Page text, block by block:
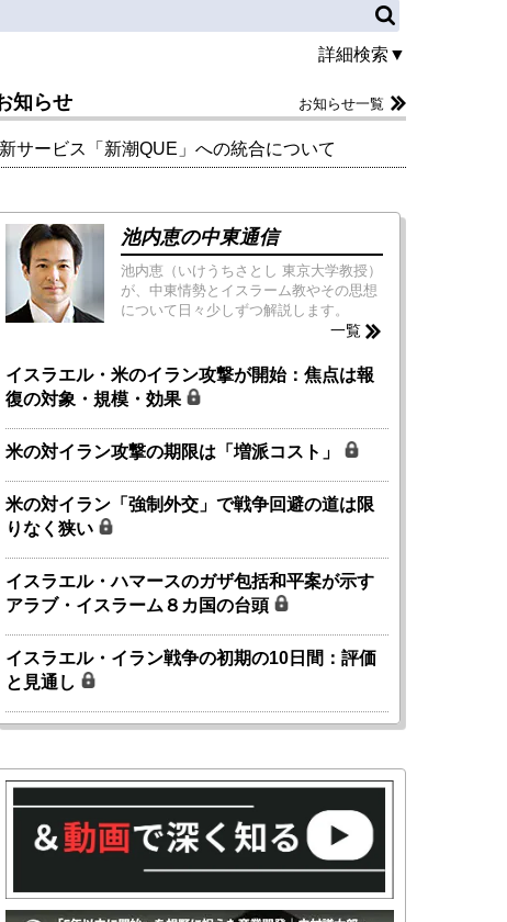
詳細検索▼
知らせ お知らせ一覧
新サービス「新潮QUE」への統合について
池内恵の中東通信
池内恵（いけうちさとし 東京大学教授）
が、中東情勢とイスラーム教やその思想
について日々少しずつ解説します。
一覧
イスラエル・米のイラン攻撃が開始：焦点は報
復の対象・規模・効果
米の対イラン攻撃の期限は「増派コスト」
米の対イラン「強制外交」で戦争回避の道は限
りなく狭い
イスラエル・ハマースのガザ包括和平案が示す
アラブ・イスラーム８カ国の台頭
イスラエル・イラン戦争の初期の10日間：評価
と見通し